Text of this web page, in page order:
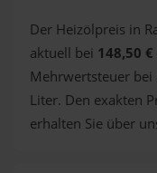
Der Heizölpreis in
aktuell bei 148,50
Mehrwertsteuer bei
Liter. Den exakten
erhalten Sie über